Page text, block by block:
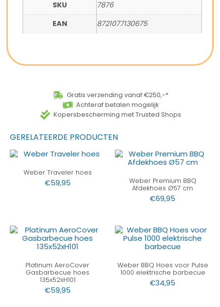
SKU
7876
EAN
8721077130675
Gratis verzending vanaf €250,-*
Achteraf betalen mogelijk
Kopersbescherming met Trusted Shops
GERELATEERDE PRODUCTEN
Weber Traveler hoes
€59,95
Weber Premium BBQ
Afdekhoes Ø57 cm
€69,95
Platinum AeroCover
Gasbarbecue hoes
135x52xH101
€59,95
Weber BBQ Hoes voor Pulse
1000 elektrische barbecue
€34,95